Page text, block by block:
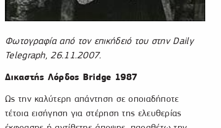
Φωτογραφία από τον επικήδειό του στην Daily
Telegraph, 26.11.2007.
Δικαστής Λόρδος Bridge 1987
Ως την καλύτερη απάντηση σε οποιαδήποτε
τέτοια εισήγηση για στέρηση της ελευθερίας